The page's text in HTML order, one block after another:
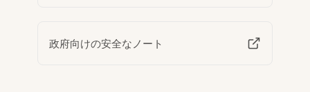
政府向けの安全なノート